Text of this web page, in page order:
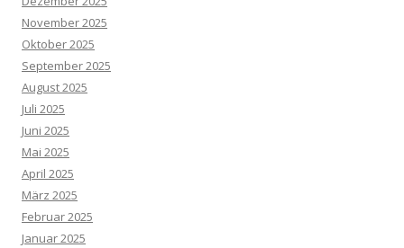
November 2025
Oktober 2025
September 2025
August 2025
Juli 2025
Juni 2025
Mai 2025
April 2025
März 2025
Februar 2025
Januar 2025